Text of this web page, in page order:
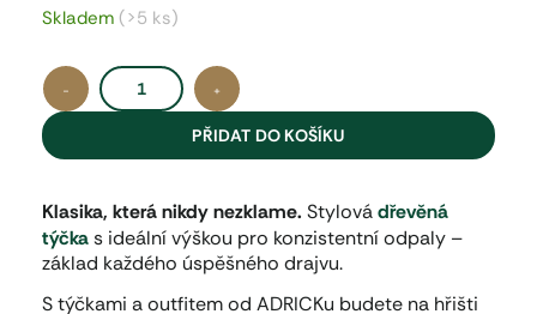
Skladem (>5 ks)
+
−
PŘIDAT DO KOŠÍKU
Klasika, která nikdy nezklame. Stylovádřevěná
týčkas ideální výškou pro konzistentní odpaly –
základ každého úspěšného drajvu.
S týčkami a outfitem od ADRICKu budete na hřišti